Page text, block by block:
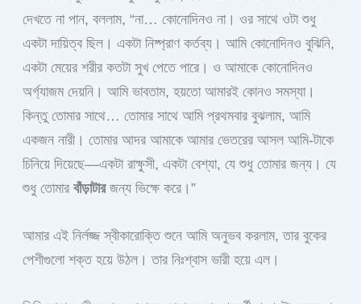
দেখতে না পান, বললাম, “না… কোনোদিনও না। ওর সাথে ওটা শুধু
একটা দায়িত্ব ছিল। একটা নিষ্প্রাণ কর্তব্য। আমি কোনোদিনও বুঝিনি,
একটা মেয়ের শরীর কতটা সুখ পেতে পারে। ও আমাকে কোনোদিনও
অর্গ্যাজম দেয়নি। আমি ভাবতাম, হয়তো আমারই কোনও সমস্যা।
কিন্তু তোমার সাথে… তোমার সাথে আমি প্রথমবার বুঝলাম, আমি
একজন নারী। তোমার আদর আমাকে আমার ভেতরের আসল আমি-টাকে
চিনিয়ে দিয়েছে—একটা রাক্ষুসী, একটা বেশ্যা, যে শুধু তোমার জন্য। যে
শুধু তোমার বাঁড়াটারজন্য ভিক্ষে করে।”
আমার এই নির্লজ্জ স্বীকারোক্তি শুনে আমি অনুভব করলাম, তার বুকের
পেশীগুলো শক্ত হয়ে উঠল। তার নিঃশ্বাস ভারী হয়ে এল।